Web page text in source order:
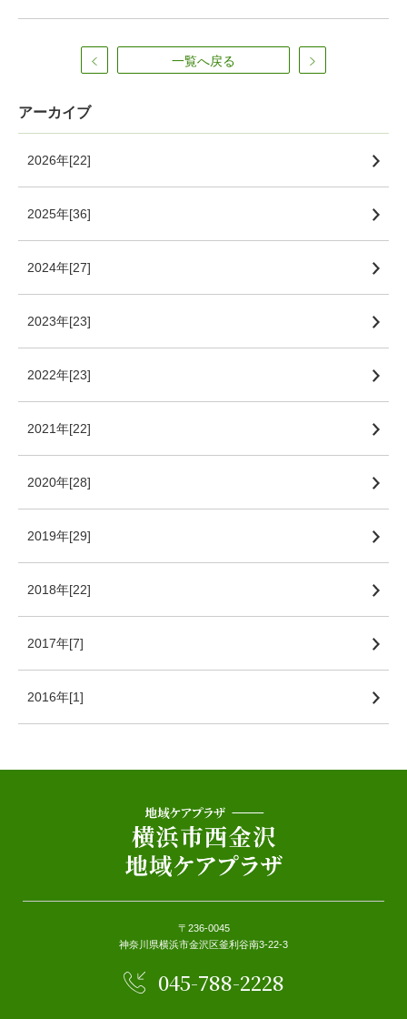
一覧へ戻る
アーカイブ
2026年[22]
2025年[36]
2024年[27]
2023年[23]
2022年[23]
2021年[22]
2020年[28]
2019年[29]
2018年[22]
2017年[7]
2016年[1]
〒236-0045
神奈川県横浜市金沢区釜利谷南3-22-3
045-788-2228